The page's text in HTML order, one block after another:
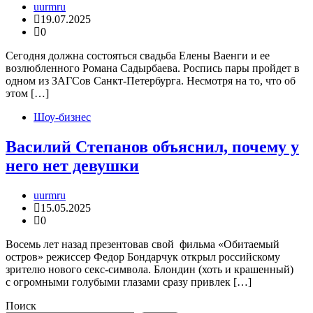
uurmru
19.07.2025
0
Сегодня должна состояться свадьба Елены Ваенги и ее
возлюбленного Романа Садырбаева. Роспись пары пройдет в
одном из ЗАГСов Санкт-Петербурга. Несмотря на то, что об
этом […]
Шоу-бизнес
Василий Степанов объяснил, почему у
него нет девушки
uurmru
15.05.2025
0
Восемь лет назад презентовав свой фильма «Обитаемый
остров» режиссер Федор Бондарчук открыл российскому
зрителю нового секс-символа. Блондин (хоть и крашенный)
с огромными голубыми глазами сразу привлек […]
Поиск